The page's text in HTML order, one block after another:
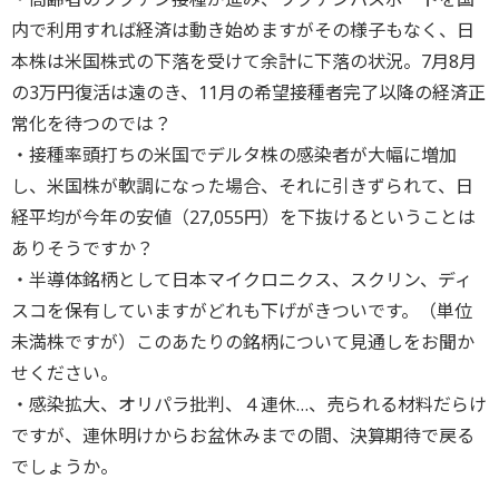
内で利用すれば経済は動き始めますがその様子もなく、日
本株は米国株式の下落を受けて余計に下落の状況。7月8月
の3万円復活は遠のき、11月の希望接種者完了以降の経済正
常化を待つのでは？
​・接種率頭打ちの米国でデルタ株の感染者が大幅に増加
し、米国株が軟調になった場合、それに引きずられて、日
経平均が今年の安値（27,055円）を下抜けるということは
ありそうですか？
​・半導体銘柄として日本マイクロニクス、スクリン、ディ
スコを保有していますがどれも下げがきついです。（単位
未満株ですが）このあたりの銘柄について見通しをお聞か
せください。
・感染拡大、オリパラ批判、４連休…、売られる材料だらけ
ですが、連休明けからお盆休みまでの間、決算期待で戻る
でしょうか。